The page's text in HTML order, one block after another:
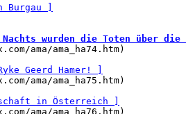
Burgau ]
wurden die Toten über die
ama/ama_ha74.htm)
Geerd Hamer! ]
ama/ama_ha75.htm)
in Österreich ]
ama/ama_ha76.htm)